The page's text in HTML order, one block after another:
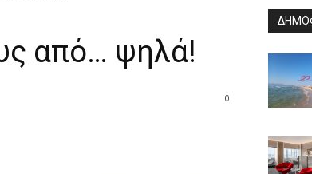
από… ψηλά!
0